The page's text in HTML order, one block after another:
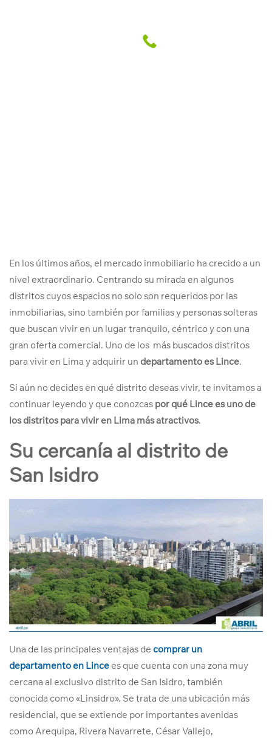
En los últimos años, el mercado inmobiliario ha crecido a un
nivel extraordinario. Centrando su mirada en algunos
distritos cuyos espacios no solo son requeridos por las
inmobiliarias, sino también por familias y personas solteras
que buscan vivir en un lugar tranquilo, céntrico y con una
gran oferta comercial. Uno de los más buscados distritos
para vivir en Lima y adquirir un departamento es Lince.
Si aún no decides en qué distrito deseas vivir, te invitamos a
continuar leyendo y que conozcas por qué Lince es uno de
los distritos para vivir en Lima más atractivos.
Su cercanía al distrito de
San Isidro
Una de las principales ventajas de comprar un
departamento en Lince es que cuenta con una zona muy
cercana al exclusivo distrito de San Isidro, también
conocida como «Linsidro». Se trata de una ubicación más
residencial, que se extiende por importantes avenidas
como Arequipa, Rivera Navarrete, César Vallejo,